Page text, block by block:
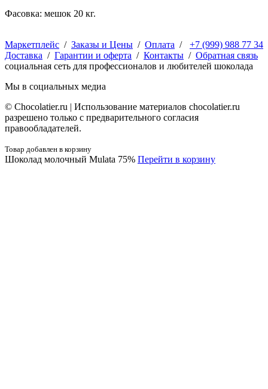
Фасовка: мешок 20 кг.
+7 (999) 988 77 34
Маркетплейс / Заказы и Цены / Оплата /
Доставка / Гарантии и оферта / Контакты / Обратная связь
социальная сеть для профессионалов и любителей шоколада
Мы в социальных медиа
© Сhocolatier.ru | Использование материалов chocolatier.ru
разрешено только с предварительного согласия
правообладателей.
Товар добавлен в корзину
Шоколад молочный Mulata 75% Перейти в корзину